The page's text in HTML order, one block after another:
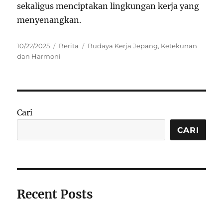
sekaligus menciptakan lingkungan kerja yang
menyenangkan.
Posted
on
10/22/2025 Categories
Berita Tags
Budaya Kerja Jepang, Ketekunan
dan Harmoni
Cari
CARI
Recent Posts